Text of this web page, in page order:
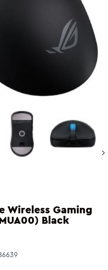
Wireless Gaming
Black